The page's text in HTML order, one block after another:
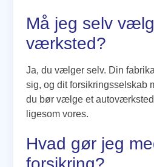
Må jeg selv
værksted?
Ja, du vælger selv. Din
sig, og dit forsikringsselskab
du bør vælge et
ligesom vores.
Hvad gør jeg